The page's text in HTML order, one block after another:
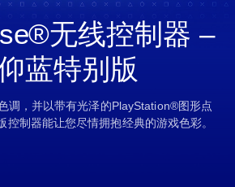
无线控制器 –
蓝特别版
调，并以带有光泽的PlayStation®图形点
控制器能让您尽情拥抱经典的游戏色彩。